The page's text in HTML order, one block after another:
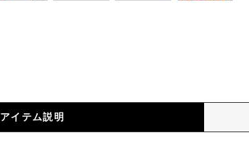
アイテム説明